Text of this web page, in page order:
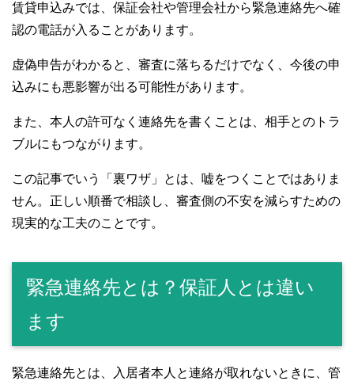
賃貸申込みでは、保証会社や管理会社から緊急連絡先へ確
認の電話が入ることがあります。
虚偽申告がわかると、審査に落ちるだけでなく、今後の申
込みにも悪影響が出る可能性があります。
また、本人の許可なく連絡先を書くことは、相手とのトラ
ブルにもつながります。
この記事でいう「裏ワザ」とは、嘘をつくことではありま
せん。正しい順番で相談し、審査側の不安を減らすための
現実的な工夫のことです。
緊急連絡先とは？保証人とは違い
ます
緊急連絡先とは、入居者本人と連絡が取れないときに、管